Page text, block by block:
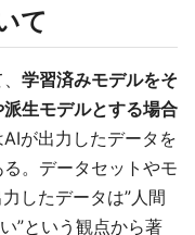
て
学習済みモデルをそ
生モデルとする場合
が出力したデータを
。データセットやモ
したデータは”人間
”という観点から著